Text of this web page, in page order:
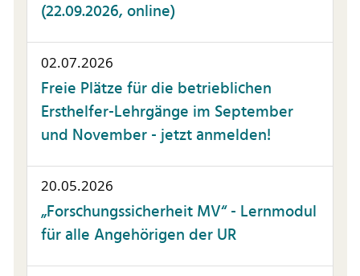
(22.09.2026, online)
02.07.2026
Freie Plätze für die betrieblichen
Ersthelfer-Lehrgänge im September
und November - jetzt anmelden!
20.05.2026
„Forschungssicherheit MV“ - Lernmodul
für alle Angehörigen der UR